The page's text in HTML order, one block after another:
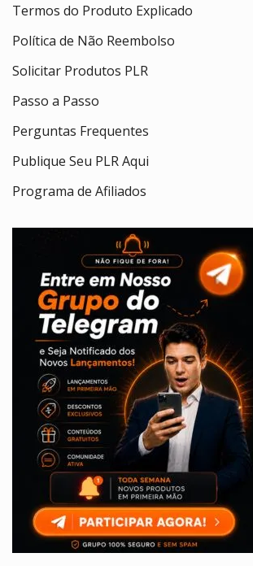
Termos do Produto Explicado
Política de Não Reembolso
Solicitar Produtos PLR
Passo a Passo
Perguntas Frequentes
Publique Seu PLR Aqui
Programa de Afiliados